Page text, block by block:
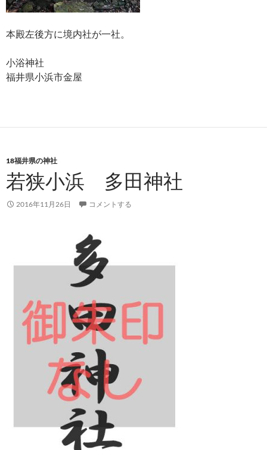
本殿左後方に境内社が一社。
小浴神社
福井県小浜市金屋
18福井県の神社
若狭小浜 多田神社
2016年11月26日 コメントする